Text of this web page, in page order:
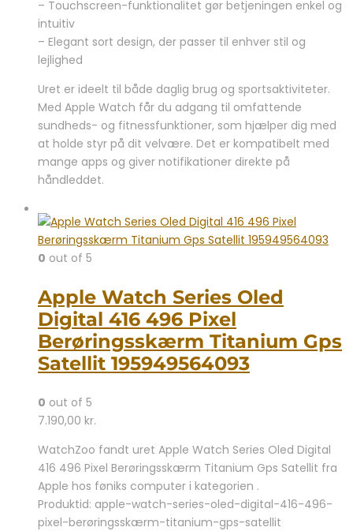
– Touchscreen-funktionalitet gør betjeningen enkel og
intuitiv
– Elegant sort design, der passer til enhver stil og
lejlighed
Uret er ideelt til både daglig brug og sportsaktiviteter.
Med Apple Watch får du adgang til omfattende
sundheds- og fitnessfunktioner, som hjælper dig med
at holde styr på dit velvære. Det er kompatibelt med
mange apps og giver notifikationer direkte på
håndleddet.
0 out of 5
Apple Watch Series Oled
Digital 416 496 Pixel
Berøringsskærm Titanium Gps
Satellit 195949564093
0 out of 5
7.190,00 kr.
WatchZoo fandt uret Apple Watch Series Oled Digital
416 496 Pixel Berøringsskærm Titanium Gps Satellit fra
Apple hos føniks computer i kategorien .
Produktid: apple-watch-series-oled-digital-416-496-
pixel-berøringsskærm-titanium-gps-satellit